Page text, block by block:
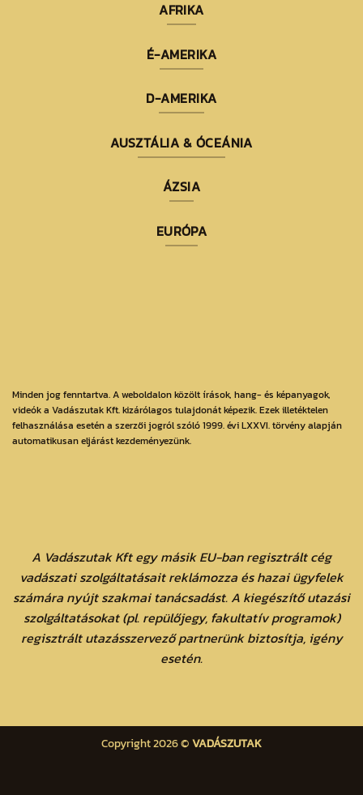
AFRIKA
É-AMERIKA
D-AMERIKA
AUSZTÁLIA & ÓCEÁNIA
ÁZSIA
EURÓPA
Minden jog fenntartva. A weboldalon közölt írások, hang- és képanyagok,
videók a Vadászutak Kft. kizárólagos tulajdonát képezik. Ezek illetéktelen
felhasználása esetén a szerzői jogról szóló 1999. évi LXXVI. törvény alapján
automatikusan eljárást kezdeményezünk.
A Vadászutak Kft egy másik EU-ban regisztrált cég
vadászati szolgáltatásait reklámozza és hazai ügyfelek
számára nyújt szakmai tanácsadást. A kiegészítő utazási
szolgáltatásokat (pl. repülőjegy, fakultatív programok)
regisztrált utazásszervező partnerünk biztosítja, igény
esetén.
Copyright 2026 ©VADÁSZUTAK